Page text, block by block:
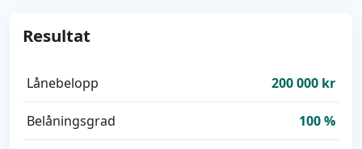
Resultat
Lånebelopp 200 000 kr
Belåningsgrad 100 %